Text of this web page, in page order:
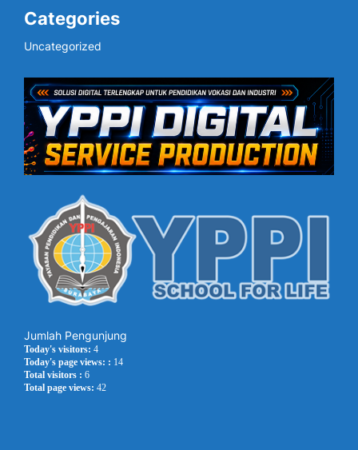
Categories
Uncategorized
Jumlah Pengunjung
Today's visitors: 4
Today's page views: : 14
Total visitors : 6
Total page views: 42